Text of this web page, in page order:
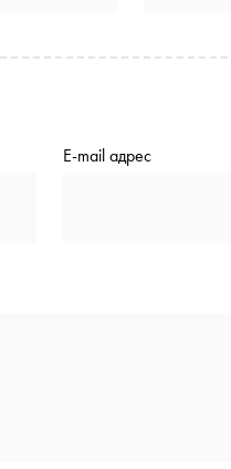
E-mail адрес